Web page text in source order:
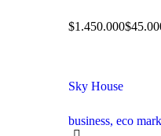
$1.450.000
Sky House
business, eco